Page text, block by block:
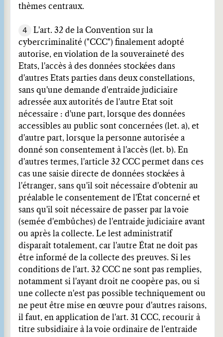
thèmes centraux.
4
L'art. 32 de la Convention sur la
cybercriminalité ("CCC") finalement adopté
autorise, en violation de la souveraineté des
Etats, l'accès à des données stockées dans
d'autres Etats parties dans deux constellations,
sans qu'une demande d'entraide judiciaire
adressée aux autorités de l'autre Etat soit
nécessaire : d'une part, lorsque des données
accessibles au public sont concernées (let. a), et
d'autre part, lorsque la personne autorisée a
donné son consentement à l'accès (let. b). En
d'autres termes, l'article 32 CCC permet dans ces
cas une saisie directe de données stockées à
l'étranger, sans qu'il soit nécessaire d'obtenir au
préalable le consentement de l'État concerné et
sans qu'il soit nécessaire de passer par la voie
(semée d'embûches) de l'entraide judiciaire avant
ou après la collecte. Le lest administratif
disparaît totalement, car l'autre État ne doit pas
être informé de la collecte des preuves. Si les
conditions de l'art. 32 CCC ne sont pas remplies,
notamment si l'ayant droit ne coopère pas, ou si
une collecte n'est pas possible techniquement ou
ne peut être mise en œuvre pour d'autres raisons,
il faut, en application de l'art. 31 CCC, recourir à
titre subsidiaire à la voie ordinaire de l'entraide